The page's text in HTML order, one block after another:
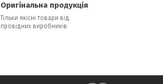
Оригінальна продукція
Тільки якісні товари від
провідних виробників